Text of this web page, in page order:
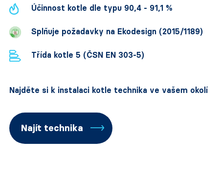
Účinnost kotle dle typu 90,4 - 91,1 %
Splňuje požadavky na Ekodesign (2015/1189)
Třída kotle 5 (ČSN EN 303-5)
Najděte si k instalaci kotle technika ve vašem okolí
Najít technika